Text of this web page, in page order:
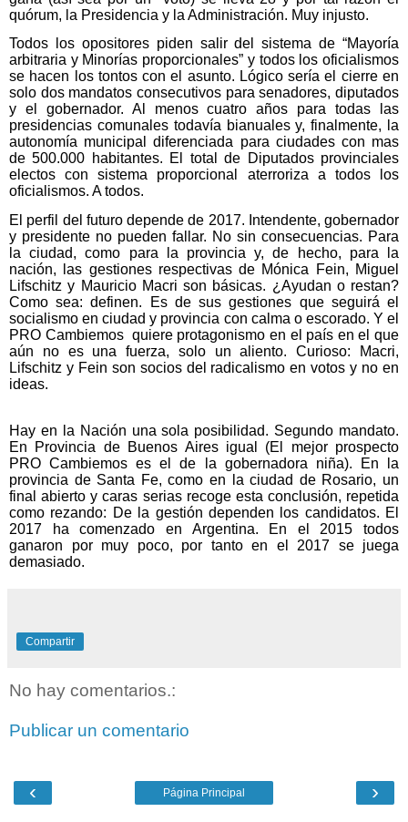
quórum, la Presidencia y la Administración. Muy injusto.
Todos los opositores piden salir del sistema de “Mayoría
arbitraria y Minorías proporcionales” y todos los oficialismos
se hacen los tontos con el asunto. Lógico sería el cierre en
solo dos mandatos consecutivos para senadores, diputados
y el gobernador. Al menos cuatro años para todas las
presidencias comunales todavía bianuales y, finalmente, la
autonomía municipal diferenciada para ciudades con mas
de 500.000 habitantes. El total de Diputados provinciales
electos con sistema proporcional aterroriza a todos los
oficialismos. A todos.
El perfil del futuro depende de 2017. Intendente, gobernador
y presidente no pueden fallar. No sin consecuencias. Para
la ciudad, como para la provincia y, de hecho, para la
nación, las gestiones respectivas de Mónica Fein, Miguel
Lifschitz y Mauricio Macri son básicas. ¿Ayudan o restan?
Como sea: definen. Es de sus gestiones que seguirá el
socialismo en ciudad y provincia con calma o escorado. Y el
PRO Cambiemos quiere protagonismo en el país en el que
aún no es una fuerza, solo un aliento. Curioso: Macri,
Lifschitz y Fein son socios del radicalismo en votos y no en
ideas.
Hay en la Nación una sola posibilidad. Segundo mandato.
En Provincia de Buenos Aires igual (El mejor prospecto
PRO Cambiemos es el de la gobernadora niña). En la
provincia de Santa Fe, como en la ciudad de Rosario, un
final abierto y caras serias recoge esta conclusión, repetida
como rezando: De la gestión dependen los candidatos. El
2017 ha comenzado en Argentina. En el 2015 todos
ganaron por muy poco, por tanto en el 2017 se juega
demasiado.
Compartir
No hay comentarios.:
Publicar un comentario
‹ ›
Página Principal